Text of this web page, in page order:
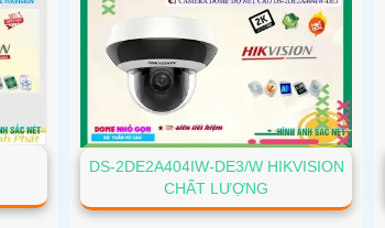
DS-2DE2A404IW-DE3/W HIKVISION
CHẤT LƯỢNG